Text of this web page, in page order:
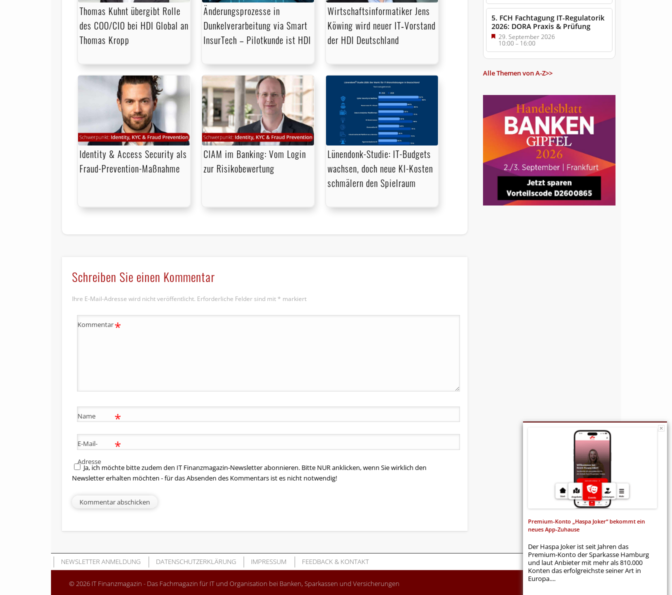
Thomas Kuhnt übergibt Rolle
des COO/CIO bei HDI Global an
Thomas Kropp
Änderungsprozesse in
Dunkelverarbeitung via Smart
InsurTech – Pilotkunde ist HDI
Wirtschaftsinformatiker Jens
Köwing wird neuer IT‑Vorstand
der HDI Deutschland
Identity & Access Security als
Fraud-Prevention-Maßnahme
CIAM im Banking: Vom Login
zur Risikobewertung
Lünendonk-Studie: IT-Budgets
wachsen, doch neue KI-Kosten
schmälern den Spielraum
Schreiben Sie einen Kommentar
Ihre E-Mail-Adresse wird nicht veröffentlicht. Erforderliche Felder sind mit * markiert
Kommentar*
Name *
E-Mail-
Adresse
*
Ja, ich möchte bitte zudem den IT Finanzmagazin-Newsletter abonnieren. Bitte NUR anklicken, wenn Sie wirklich den
Newsletter erhalten möchten - für das Absenden des Kommentars ist es nicht notwendig!
5. FCH Fachtagung IT-Regulatorik
2026: DORA Praxis & Prüfung
29. September 2026
10:00– 16:00
Alle Themen von A-Z>>
NEWSLETTER ANMELDUNG DATENSCHUTZERKLÄRUNG IMPRESSUM FEEDBACK & KONTAKT
© 2026 IT Finanzmagazin - Das Fachmagazin für IT und Organisation bei Banken, Sparkassen und Versicherungen
Premium-Konto „Haspa Joker“ bekommt ein
neues App-Zuhause
Der Haspa Joker ist seit Jahren das
Premium-Konto der Sparkasse Hamburg
und laut Anbieter mit mehr als 810.000
Konten das erfolgreichste seiner Art in
Europa....